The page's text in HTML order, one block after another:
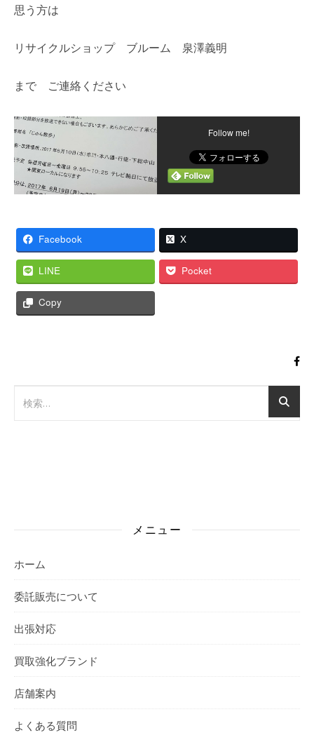
思う方は
リサイクルショップ ブルーム 泉澤義明
まで ご連絡ください
Follow me!
Facebook X
LINE Pocket
Copy
メニュー
ホーム
委託販売について
出張対応
買取強化ブランド
店舗案内
よくある質問